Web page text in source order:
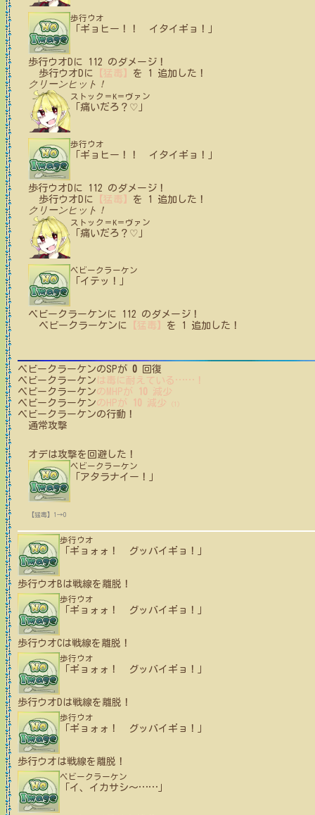
歩行ウオ
「ギョヒー！！ イタイギョ！」
歩行ウオD に 112 のダメージ！
歩行ウオD に 【猛毒】 を 1 追加した！
クリーンヒット！
ストック＝K＝ヴァン
「痛いだろ？♡」
歩行ウオ
「ギョヒー！！ イタイギョ！」
歩行ウオD に 112 のダメージ！
歩行ウオD に 【猛毒】 を 1 追加した！
クリーンヒット！
ストック＝K＝ヴァン
「痛いだろ？♡」
ベビークラーケン
「イテッ！」
ベビークラーケン に 112 のダメージ！
ベビークラーケン に 【猛毒】 を 1 追加した！
ベビークラーケンのSPが 0 回復
ベビークラーケン は毒に耐えている ……
ベビークラーケンのMHPが 10
減少
ベビークラーケンのHPが 10 減少 (1)
ベビークラーケンの行動！
通常攻撃
オデは攻撃を回避した！
ベビークラーケン
「アタラナイー！」
【猛毒】1→0
歩行ウオ
「ギョォォ！ グッバイギョ！」
歩行ウオBは戦線を離脱！
歩行ウオ
「ギョォォ！ グッバイギョ！」
歩行ウオCは戦線を離脱！
歩行ウオ
「ギョォォ！ グッバイギョ！」
歩行ウオDは戦線を離脱！
歩行ウオ
「ギョォォ！ グッバイギョ！」
歩行ウオは戦線を離脱！
ベビークラーケン
「イ、イカサシ〜……